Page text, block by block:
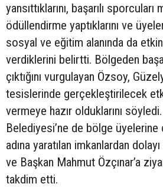
yansıttıklarını, başarılı
ödüllendirme yaptıklarını ve
sosyal ve eğitim alanında da
verdiklerini belirtti. Bölgeden
çıktığını vurgulayan Özsoy,
tesislerinde gerçekleştirilecek
vermeye hazır olduklarını
Belediyesi’ne de bölge üyelerine
adına yaratılan imkanlardan
ve Başkan Mahmut Özçınar’a
takdim etti.